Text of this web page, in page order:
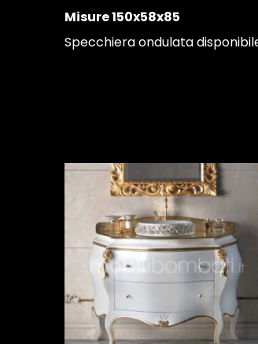
Misure 150x58x85
Specchiera ondulata